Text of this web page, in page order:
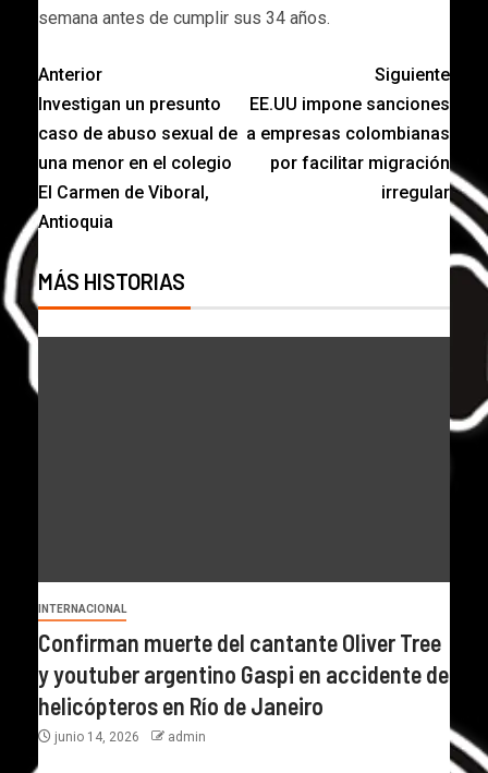
semana antes de cumplir sus 34 años.
Anterior
Investigan un presunto
caso de abuso sexual de
una menor en el colegio
El Carmen de Viboral,
Antioquia
Siguiente
EE.UU impone sanciones
a empresas colombianas
por facilitar migración
irregular
MÁS HISTORIAS
INTERNACIONAL
Confirman muerte del cantante Oliver Tree
y youtuber argentino Gaspi en accidente de
helicópteros en Río de Janeiro
junio 14, 2026 admin